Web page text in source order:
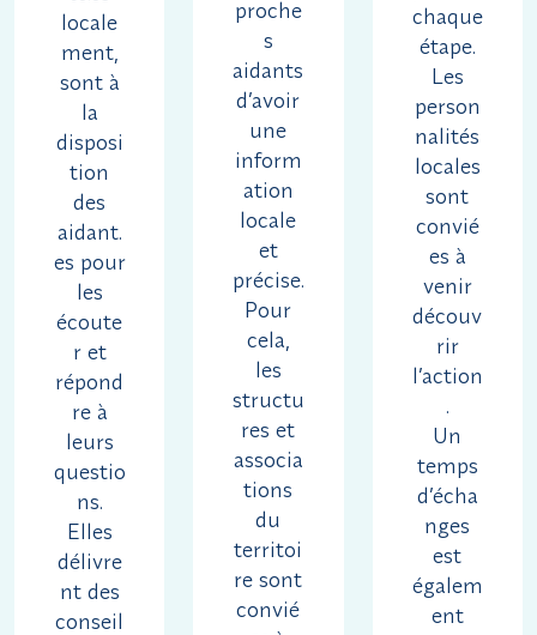
locale
ment,
sont à
la
disposi
tion
des
aidant.
es pour
les
écoute
r et
répond
re à
leurs
questio
ns.
Elles
délivre
nt des
conseil
proche
s
aidants
d’avoir
une
inform
ation
locale
et
précise.
Pour
cela,
les
structu
res et
associa
tions
du
territoi
re sont
convié
chaque
étape.
Les
person
nalités
locales
sont
convié
es à
venir
découv
rir
l’action
.
Un
temps
d’écha
nges
est
égalem
ent